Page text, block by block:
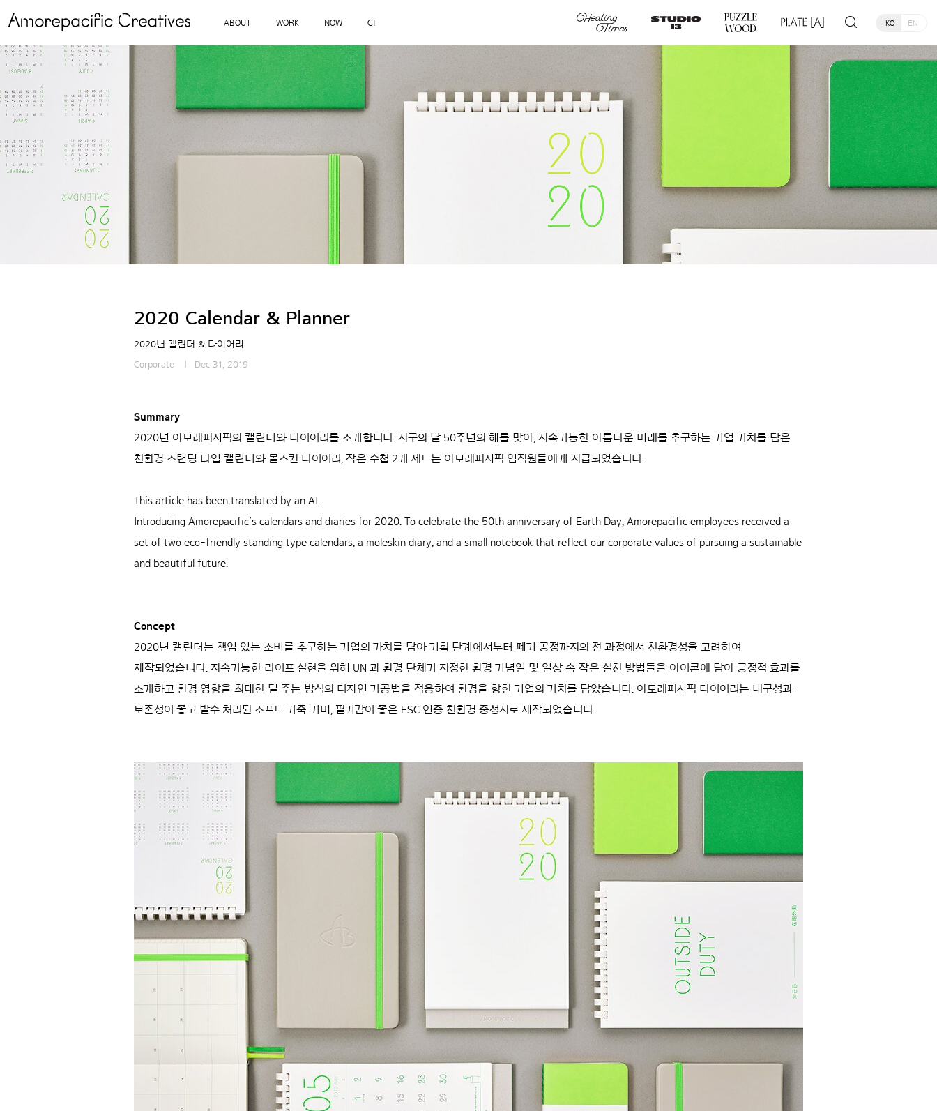
ABOUT WORK NOW CI KO EN
2020 Calendar & Planner
2020년 캘린더 & 다이어리
Corporate Dec 31, 2019
Summary
2020년 아모레퍼시픽의 캘린더와 다이어리를 소개합니다. 지구의 날 50주년의 해를 맞아, 지속가능한 아름다운 미래를 추구하는 기업 가치를 담은
친환경 스탠딩 타입 캘린더와 몰스킨 다이어리, 작은 수첩 2개 세트는 아모레퍼시픽 임직원들에게 지급되었습니다.
This article has been translated by an AI.
Introducing Amorepacific’s calendars and diaries for 2020. To celebrate the 50th anniversary of Earth Day, Amorepacific employees received a
set of two eco-friendly standing type calendars, a moleskin diary, and a small notebook that reflect our corporate values of pursuing a sustainable
and beautiful future.
Concept
2020년 캘린더는 책임 있는 소비를 추구하는 기업의 가치를 담아 기획 단계에서부터 폐기 공정까지의 전 과정에서 친환경성을 고려하여
제작되었습니다. 지속가능한 라이프 실현을 위해 UN 과 환경 단체가 지정한 환경 기념일 및 일상 속 작은 실천 방법들을 아이콘에 담아 긍정적 효과를
소개하고 환경 영향을 최대한 덜 주는 방식의 디자인 가공법을 적용하여 환경을 향한 기업의 가치를 담았습니다. 아모레퍼시픽 다이어리는 내구성과
보존성이 좋고 발수 처리된 소프트 가죽 커버, 필기감이 좋은 FSC 인증 친환경 중성지로 제작되었습니다.